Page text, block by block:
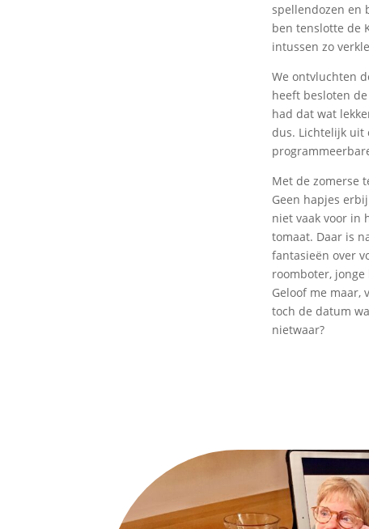
spellendozen en
ben tenslotte de
intussen zo
We ontvluchten
heeft besloten
had dat wat
dus. Lichtelijk uit
Met de zomerse
Geen hapjes
niet vaak voor in
tomaat. Daar is
fantasieën over
roomboter,
Geloof me maar,
toch de datum
nietwaar?